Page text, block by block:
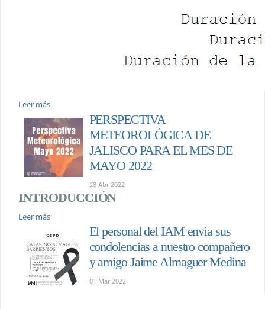
Leer más
PERSPECTIVA
METEOROLÓGICA DE
JALISCO PARA EL MES DE
MAYO 2022
28 Abr 2022
INTRODUCCIÓN
Leer más
El personal del IAM envia sus
condolencias a nuestro compañero
y amigo Jaime Almaguer Medina
01 Mar 2022